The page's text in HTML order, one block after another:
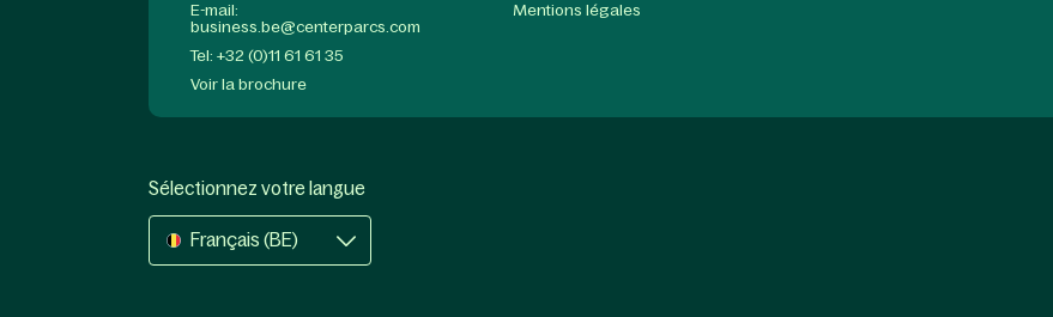
E-mail:
business.be@centerparcs.com
Tel: +32 (0)11 61 61 35
Voir la brochure
Mentions légales
Sélectionnez votre langue
Français (BE)